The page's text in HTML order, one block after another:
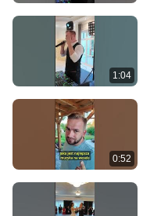
1:04
0:52